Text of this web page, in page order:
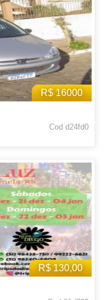
R$ 16000
Cod d24fd0
R$ 130,00